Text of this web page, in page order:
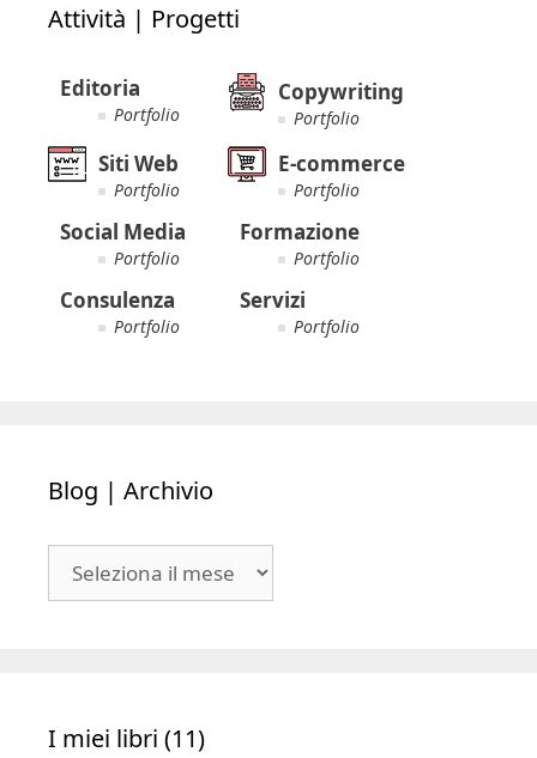
Attività | Progetti
Editoria
Portfolio
Copywriting
Portfolio
Siti Web
Portfolio
E-commerce
Portfolio
Social Media
Portfolio
Formazione
Portfolio
Consulenza
Portfolio
Servizi
Portfolio
Blog | Archivio
I miei libri (11)